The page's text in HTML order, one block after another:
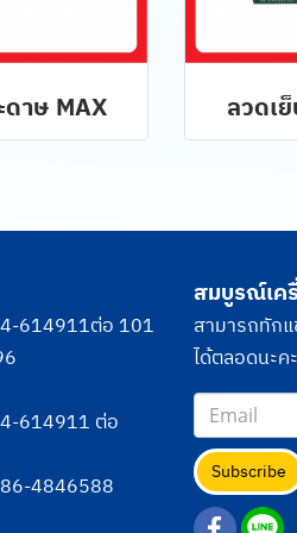
าษ MAX ลวดเ
614911ต่อ 101
614911 ต่อ
4846588
สมบูรณ์เค
สามารถทัก
ได้ตลอดนะค
Subscribe